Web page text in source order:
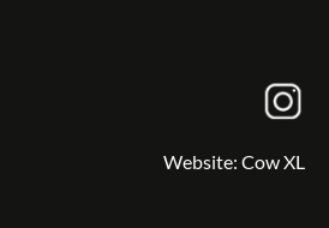
Website: Cow XL